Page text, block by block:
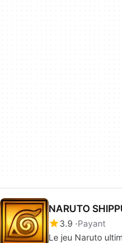
3.9 Payant
Le jeu Naruto